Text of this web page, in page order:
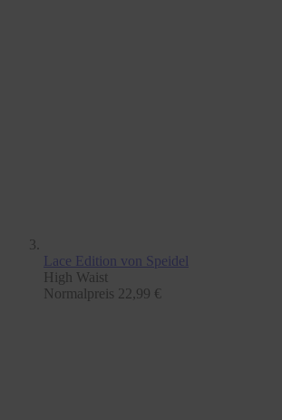
Lace Edition von Speidel
High Waist
Normalpreis 22,99 €